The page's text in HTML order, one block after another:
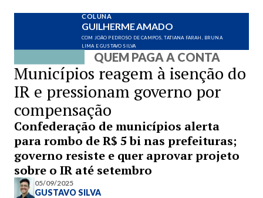
COLUNA
GUILHERME AMADO
COM JOÃO PEDROSO DE CAMPOS, TATIANA FARAH, BRUNA
LIMA E GUSTAVO SILVA
QUEM PAGA A CONTA
Municípios reagem à isenção do
IR e pressionam governo por
compensação
Confederação de municípios alerta
para rombo de R$ 5 bi nas prefeituras;
governo resiste e quer aprovar projeto
sobre o IR até setembro
05/09/2025
GUSTAVO SILVA